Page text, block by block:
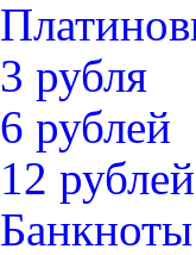
3 рубля
6 рублей
12 рублей